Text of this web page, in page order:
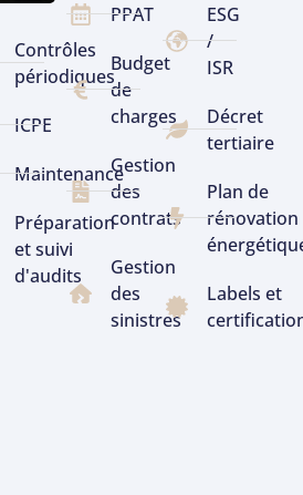
Contrôles
périodiques
ICPE
Maintenance
Préparation
et suivi
d'audits
PPAT
Budget
de
charges
Gestion
des
contrats
Gestion
des
sinistres
ESG
/
ISR
Décret
tertiaire
Plan de
rénovation
Labels et